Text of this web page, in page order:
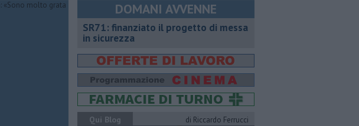
DOMANI AVVENNE
SR71: finanziato il progetto di messa
in sicurezza
Qui Blog
di Riccardo Ferrucci